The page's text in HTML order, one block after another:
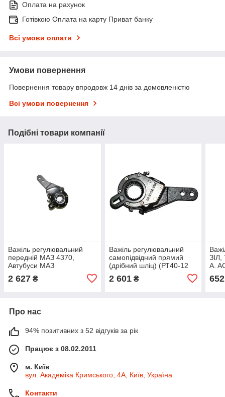
Оплата на рахунок
Готівкою Оплата на карту Приват банку
Всі умови оплати
Умови повернення
Повернення товару впродовж 14 днів за домовленістю
Всі умови повернення
Подібні товари компанії
Важіль регулювальний
передній МАЗ 4370,
Автубуси МАЗ
AC) 103-3501136
2 627 ₴
Важіль регулювальний
самопідвідний прямий
(дрібний шліц) (РТ40-12
3501136-010
2 601₴
ЗІЛ,
A.
652
Про нас
94% позитивних з 52 відгуків за рік
Працює з 08.02.2011
м. Київ
вул. Академіка Кримського, 4А, Київ, Україна
Контакти